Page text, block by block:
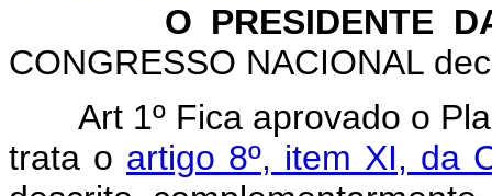
O PRESIDENTE DA
CONGRESSO NACIONAL
Art 1º Fica aprovado o
trata o artigo 8º, item XI, da